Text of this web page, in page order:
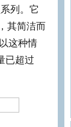
列。它
其简洁而
这种情
已超过